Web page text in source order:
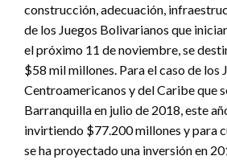
construcción, adecuación,
de los Juegos Bolivarianos que
el próximo 11 de noviembre, se
$58 mil millones. Para el caso de los
Centroamericanos y del Caribe que
Barranquilla en julio de 2018, este
invirtiendo $77.200 millones y para
se ha proyectado una inversión en